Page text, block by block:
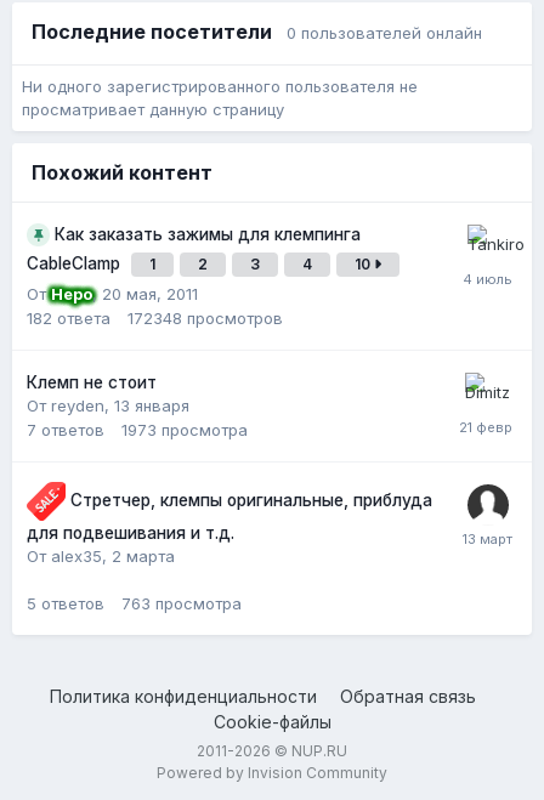
Последние посетители 0 пользователей онлайн
Ни одного зарегистрированного пользователя не
просматривает данную страницу
Похожий контент
Как заказать зажимы для клемпинга
CableClamp
1 2 3 4 10
ОтНеро, 20 мая, 2011
182 ответа 172348 просмотров
Клемп не стоит
От reyden, 13 января
7 ответов 1973 просмотра
Стретчер, клемпы оригинальные, приблуда
для подвешивания и т.д.
От alex35, 2 марта
5 ответов 763 просмотра
Политика конфиденциальности
Обратная связь
Cookie-файлы
2011-2026 © NUP.RU
Powered by Invision Community